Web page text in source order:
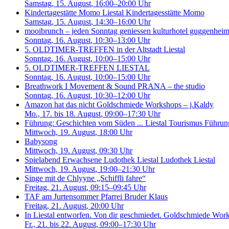
Samstag, 15. August, 16:00–20:00 Uhr
Kindertagestätte Momo Liestal Kindertagesstätte Momo
Samstag, 15. August, 14:30–16:00 Uhr
mooibrunch – jeden Sonntag geniessen kulturhotel
Sonntag, 16. August, 10:30–13:00 Uhr
5. OLDTIMER-TREFFEN in der Altstadt Liestal
Sonntag, 16. August, 10:00–15:00 Uhr
5. OLDTIMER-TREFFEN LIESTAL
Sonntag, 16. August, 10:00–15:00 Uhr
Breathwork I Movement & Sound PRANA – the studio
Sonntag, 16. August, 10:30–12:00 Uhr
Amazon hat das nicht Goldschmiede Workshops – j.Kaldy
Mo., 17. bis 18. August, 09:00–17:30 Uhr
Führung: Geschichten vom Süden ... Liestal Tourismus
Mittwoch, 19. August, 18:00 Uhr
Babysong
Mittwoch, 19. August, 09:30 Uhr
Spielabend Erwachsene Ludothek Liestal Ludothek Liestal
Mittwoch, 19. August, 19:00–21:30 Uhr
Singe mit de Chlyyne „Schiffli fahre“
Freitag, 21. August, 09:15–09:45 Uhr
TAF am Jurtensommer Pfarrei Bruder Klaus
Freitag, 21. August, 20:00 Uhr
In Liestal entworfen. Von dir geschmiedet. Goldschmiede
Fr., 21. bis 22. August, 09:00–17:30 Uhr